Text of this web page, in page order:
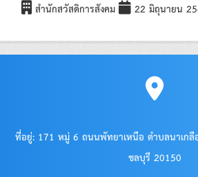
สำนักสวัสดิการสังคม 22 มิถุนายน
ที่อยู่: 171 หมู่ 6 ถนนพัทยาเหนือ ตำบลนาเกลื
ชลบุรี 20150